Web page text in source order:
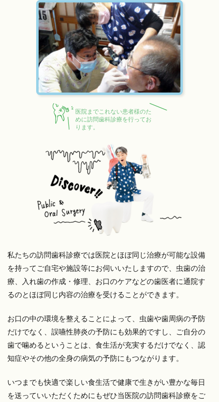
医院までこれない患者様のた
めに訪問歯科診療を行ってお
ります。
私たちの訪問歯科診療では医院とほぼ同じ治療が可能な設備
を持ってご自宅や施設等にお伺いいたしますので、虫歯の治
療、入れ歯の作成・修理、お口のケアなどの歯医者に通院す
るのとほぼ同じ内容の治療を受けることができます。
お口の中の環境を整えることによって、虫歯や歯周病の予防
だけでなく、誤嚥性肺炎の予防にも効果的ですし、ご自分の
歯で噛めるということは、食生活が充実するだけでなく、認
知症やその他の全身の病気の予防にもつながります。
いつまでも快適で楽しい食生活で健康で生きがい豊かな毎日
を送っていいただくためにもぜひ当医院の訪問歯科診療をご